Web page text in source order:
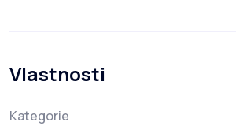
Vlastnosti
Kategorie